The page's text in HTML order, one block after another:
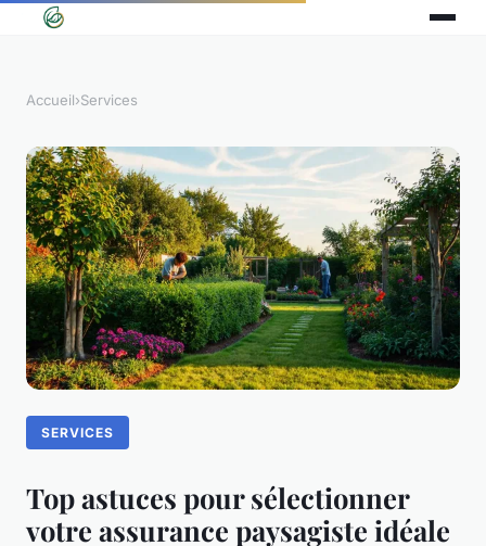
Accueil›Services
SERVICES
Top astuces pour sélectionner
votre assurance paysagiste idéale